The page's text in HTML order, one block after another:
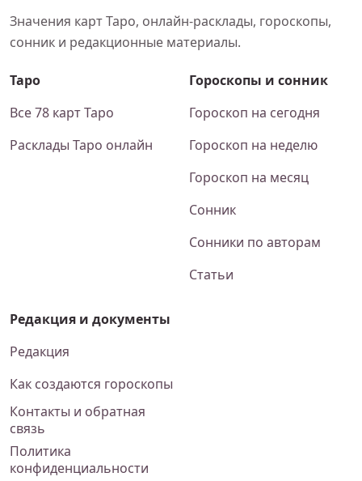
Значения карт Таро, онлайн-расклады, гороскопы,
сонник и редакционные материалы.
Таро
Все 78 карт Таро
Расклады Таро онлайн
Гороскопы и сонник
Гороскоп на сегодня
Гороскоп на неделю
Гороскоп на месяц
Сонник
Сонники по авторам
Статьи
Редакция и документы
Редакция
Как создаются гороскопы
Контакты и обратная
связь
Политика
конфиденциальности